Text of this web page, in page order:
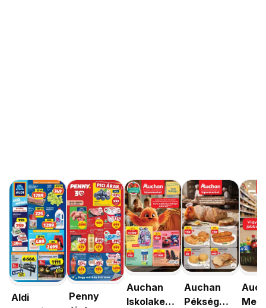
Aldi
Penny
Auchan
Iskolakezdés
Auchan
Pékség